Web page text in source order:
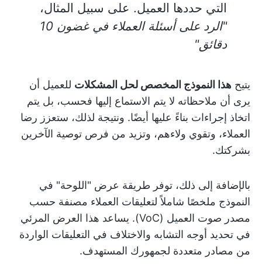
التي حددها العميل. على سبيل المثال،
"الرد على أسئلة العملاء في غضون 10
دقائق"
يتيح هذا النموذج المخصص لحل المشكلات للعميل أن
يرى أن ملاحظاته لا يتم الاستماع إليها فحسب، بل يتم
اتخاذ إجراءات بناءً عليها أيضًا. ونتيجة لذلك، ستعزز رضا
العملاء، وتقوي ولاءهم، وتزيد من فرص توصية الآخرين
بشركتك.
بالإضافة إلى ذلك، توفر طريقة عرض "اللوحة" في
النموذج ملخصًا شاملاً لتعليقات العملاء مصنفة حسب
مصدر صوت العميل (VoC). يساعد هذا العرض المرئي
في تحديد أوجه التشابه والاختلاف في التعليقات الواردة
من مصادر متعددة لجمهورك المستهدف.